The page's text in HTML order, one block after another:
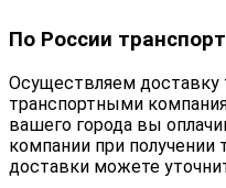
По России
Осуществляем доставку
транспортными
вашего города вы
компании при получении
доставки можете